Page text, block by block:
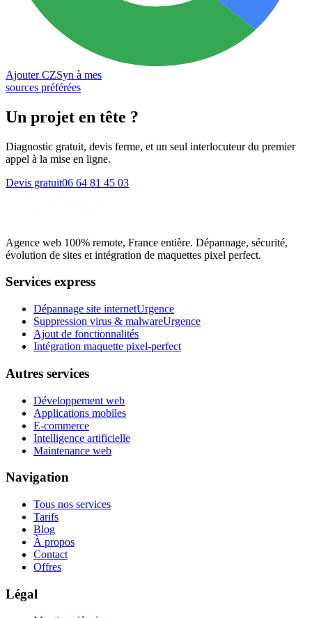
Ajouter CZSyn à mes
sources préférées
Un projet en tête ?
Diagnostic gratuit, devis ferme, et un seul interlocuteur du premier
appel à la mise en ligne.
Devis gratuit06 64 81 45 03
Agence web 100% remote, France entière. Dépannage, sécurité,
évolution de sites et intégration de maquettes pixel perfect.
Services express
Dépannage site internetUrgence
Suppression virus & malwareUrgence
Ajout de fonctionnalités
Intégration maquette pixel-perfect
Autres services
Développement web
Applications mobiles
E-commerce
Intelligence artificielle
Maintenance web
Navigation
Tous nos services
Tarifs
Blog
À propos
Contact
Offres
Légal